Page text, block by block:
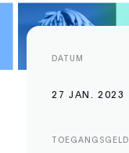
DATUM
27 JAN. 2023
TOEGANGSGELD